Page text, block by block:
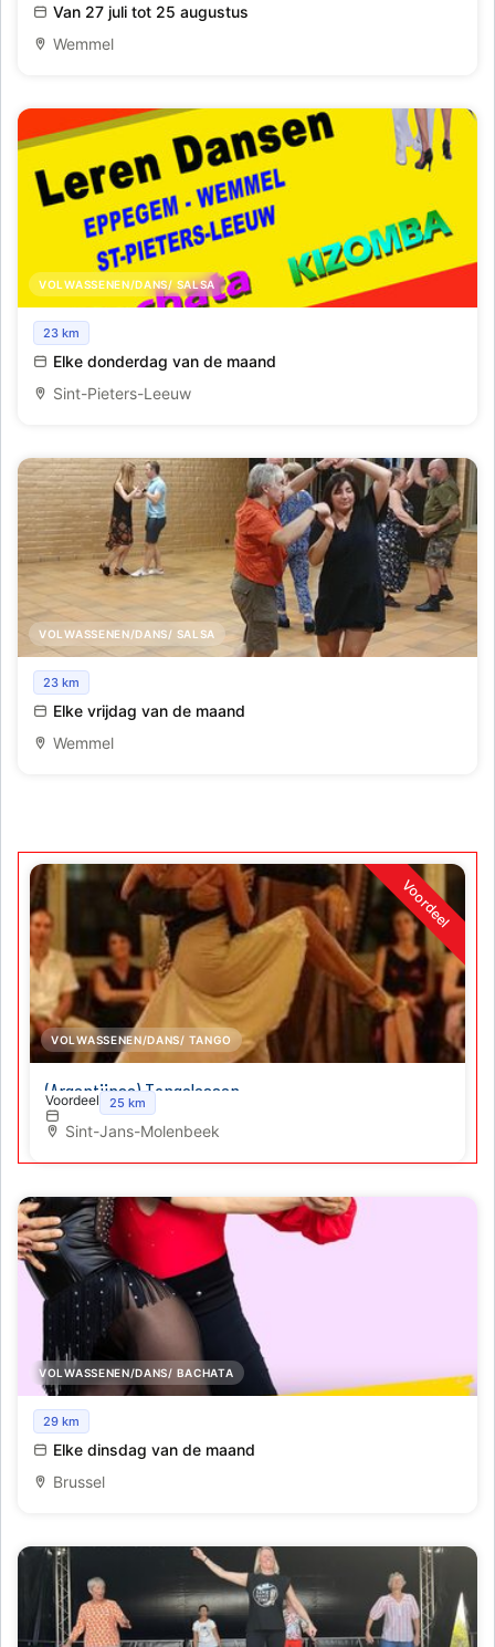
Van 27 juli tot 25 augustus
Wemmel
VOLWASSENEN/DANS/ SALSA
Salsa lessen voor beginners
23 km
Elke donderdag van de maand
Sint-Pieters-Leeuw
VOLWASSENEN/DANS/ SALSA
Salsa les
23 km
Elke vrijdag van de maand
Wemmel
Voordeel
VOLWASSENEN/DANS/ TANGO
(Argentijnse) Tangolessen
Voordeel 25 km
Sint-Jans-Molenbeek
VOLWASSENEN/DANS/ BACHATA
Afterwork Bachata & Salsa
29 km
Elke dinsdag van de maand
Brussel